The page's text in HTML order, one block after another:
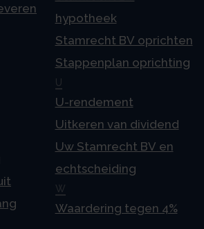
hypotheek
Stamrecht BV oprichten
Stappenplan oprichting
U
U-rendement
Uitkeren van dividend
Uw Stamrecht BV en
echtscheiding
W
Waardering tegen 4%